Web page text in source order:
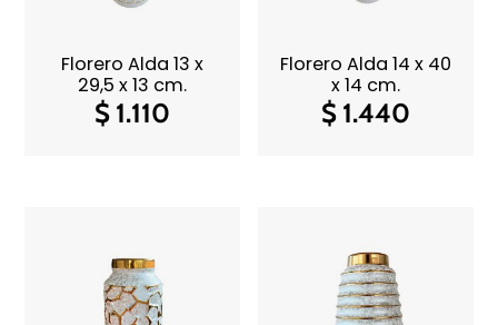
Florero Alda 13 x
29,5 x 13 cm.
$ 1.110
Florero Alda 14 x 40
x 14 cm.
$1.440